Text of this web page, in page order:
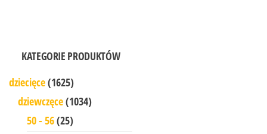
KATEGORIE PRODUKTÓW
dziecięce(1625)
dziewczęce(1034)
50 - 56(25)